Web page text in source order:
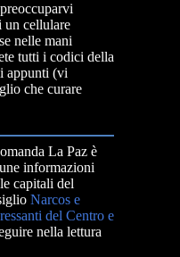
un cellulare
nelle mani
tutti i codici della
appunti (vi
che curare
La Paz è
informazioni
capitali del
Narcos e
del Centro e
nella lettura